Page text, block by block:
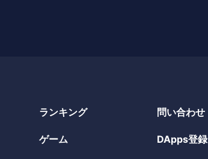
ランキング
ゲーム
問い合わせ
DApps登録